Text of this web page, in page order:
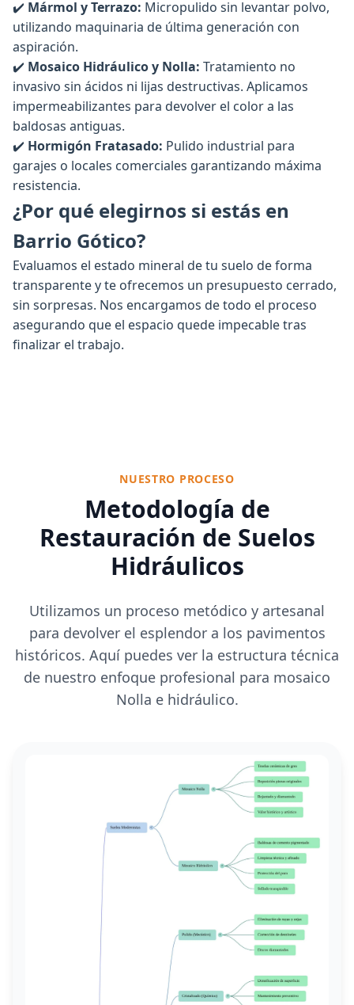
✔️ Mármol y Terrazo: Micropulido sin levantar polvo,
utilizando maquinaria de última generación con
aspiración.
✔️ Mosaico Hidráulico y Nolla: Tratamiento no
invasivo sin ácidos ni lijas destructivas. Aplicamos
impermeabilizantes para devolver el color a las
baldosas antiguas.
✔️ Hormigón Fratasado: Pulido industrial para
garajes o locales comerciales garantizando máxima
resistencia.
¿Por qué elegirnos si estás en
Barrio Gótico?
Evaluamos el estado mineral de tu suelo de forma
transparente y te ofrecemos un presupuesto cerrado,
sin sorpresas. Nos encargamos de todo el proceso
asegurando que el espacio quede impecable tras
finalizar el trabajo.
NUESTRO PROCESO
Metodología de
Restauración de Suelos
Hidráulicos
Utilizamos un proceso metódico y artesanal
para devolver el esplendor a los pavimentos
históricos. Aquí puedes ver la estructura técnica
de nuestro enfoque profesional para mosaico
Nolla e hidráulico.